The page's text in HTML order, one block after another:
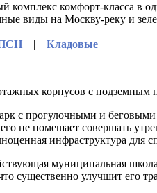
комфорт-класса в
виды на Москву-реку и
Кладовые
корпусов с
с прогулочными и
не помешает совершать
инфраструктура для
муниципальная
существенно улучшит его